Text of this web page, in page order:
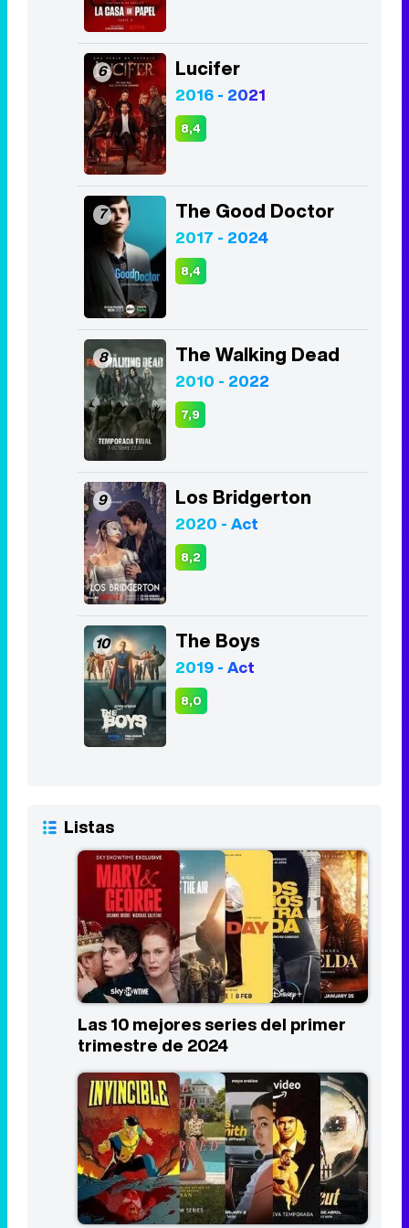
6 Lucifer
2016 - 2021
8,4
7 The Good Doctor
2017 - 2024
8,4
8 The Walking Dead
2010 - 2022
7,9
9 Los Bridgerton
2020 - Act
8,2
10 The Boys
2019 - Act
8,0
Listas
Las 10 mejores series del primer
trimestre de 2024